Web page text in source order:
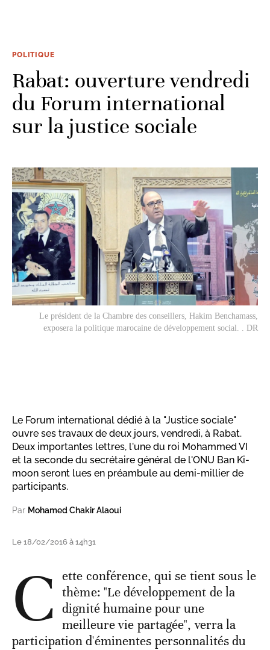
POLITIQUE
Rabat: ouverture vendredi
du Forum international
sur la justice sociale
Le président de la Chambre des conseillers, Hakim Benchamass,
exposera la politique marocaine de développement social. . DR
Le Forum international dédié à la "Justice sociale"
ouvre ses travaux de deux jours, vendredi, à Rabat.
Deux importantes lettres, l'une du roi Mohammed VI
et la seconde du secrétaire général de l'ONU Ban Ki-
moon seront lues en préambule au demi-millier de
participants.
Par Mohamed Chakir Alaoui
Le 18/02/2016 à 14h31
C ette conférence, qui se tient sous le
thème: "Le développement de la
dignité humaine pour une
meilleure vie partagée", verra la
participation d'éminentes personnalités du